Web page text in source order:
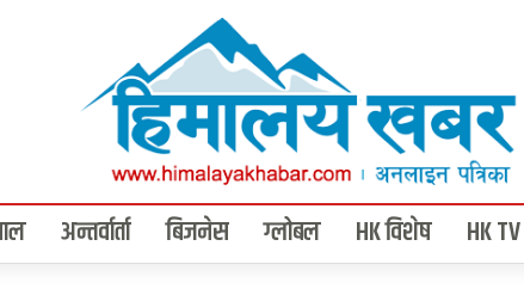
अन्तर्वार्ता बिजनेस ग्लोबल HK विशेष HK TV